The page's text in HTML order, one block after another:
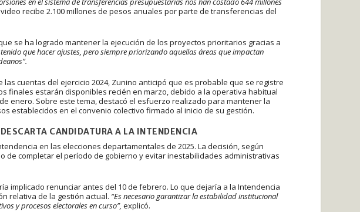
recibe 2.100 millones de pesos anuales por parte de transferencias del
se ha logrado mantener la ejecución de los proyectos prioritarios gracias a
tenido que hacer ajustes, pero siempre priorizando aquellas áreas que impactan
cuentas del ejercicio 2024, Zunino anticipó que es probable que se registre
finales estarán disponibles recién en marzo, debido a la operativa habitual
enero. Sobre este tema, destacó el esfuerzo realizado para mantener la
establecidos en el convenio colectivo firmado al inicio de su gestión.
CANDIDATURA A LA INTENDENCIA
en las elecciones departamentales de 2025. La decisión, según
de completar el período de gobierno y evitar inestabilidades administrativas
implicado renunciar antes del 10 de febrero. Lo que dejaría a la Intendencia
relativa de la gestión actual. “Es necesario garantizar la estabilidad institucional
y procesos electorales en curso”, explicó.